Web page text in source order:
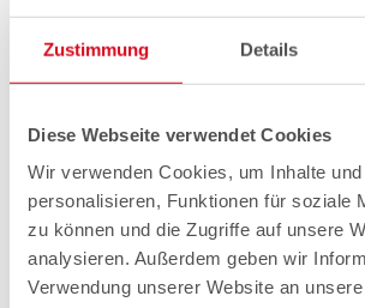
Zustimmung Details
Diese Webseite verwendet Cookies
Wir verwenden Cookies, um Inhalte
personalisieren, Funktionen für soziale
zu können und die Zugriffe auf unsere
analysieren. Außerdem geben wir
Verwendung unserer Website an